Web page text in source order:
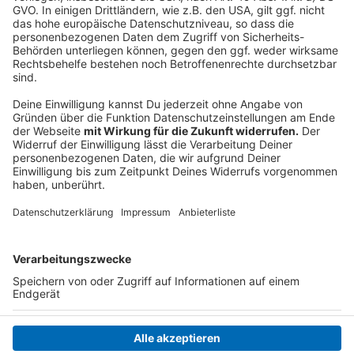
©Copyright: Apple TV+
dass einer der Verbrecher seine besondere
Aufmerksamkeit haben will.
Anzeige
Anzeige